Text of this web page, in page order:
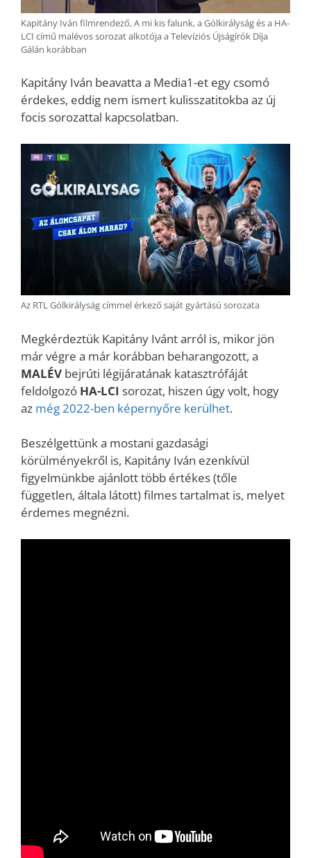
Kapitány Iván filmrendező, A mi kis falunk, a Gólkirályság és a HA-
LCI című malévos sorozat alkotója a Televíziós Újságírók Díja
Gálán korábban
Kapitány Iván beavatta a Media1-et egy csomó
érdekes, eddig nem ismert kulisszatitokba az új
focis sorozattal kapcsolatban.
Az RTL Gólkirályság címmel érkező saját gyártású sorozata
Megkérdeztük Kapitány Ivánt arról is, mikor jön
már végre a már korábban beharangozott, a
MALÉV bejrúti légijáratának katasztrófáját
feldolgozó HA-LCI sorozat, hiszen úgy volt, hogy
az még 2022-ben képernyőre kerülhet.
Beszélgettünk a mostani gazdasági
körülményekről is, Kapitány Iván ezenkívül
figyelmünkbe ajánlott több értékes (tőle
független, általa látott) filmes tartalmat is, melyet
érdemes megnézni.